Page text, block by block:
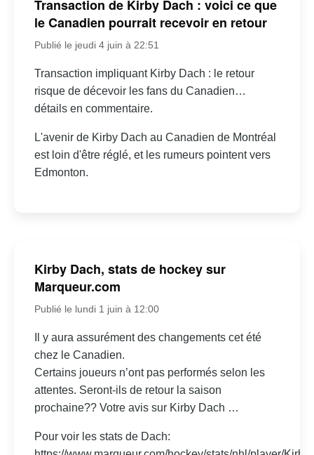
Transaction de Kirby Dach : voici ce que
le Canadien pourrait recevoir en retour
Publié le jeudi 4 juin à 22:51
Transaction impliquant Kirby Dach : le retour
risque de décevoir les fans du Canadien…
détails en commentaire.
L'avenir de Kirby Dach au Canadien de Montréal
est loin d'être réglé, et les rumeurs pointent vers
Edmonton.
Kirby Dach, stats de hockey sur
Marqueur.com
Publié le lundi 1 juin à 12:00
Il y aura assurément des changements cet été
chez le Canadien.
Certains joueurs n’ont pas performés selon les
attentes. Seront-ils de retour la saison
prochaine?? Votre avis sur Kirby Dach …
Pour voir les stats de Dach: